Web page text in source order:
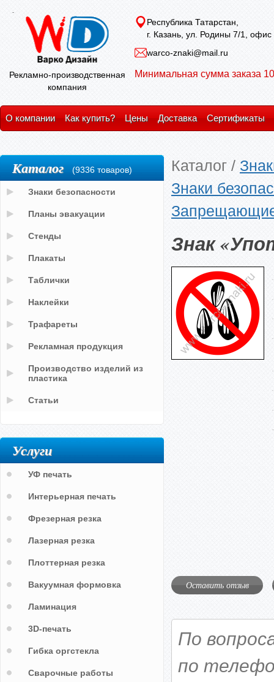
Рекламно-производственная
компания
Республика Татарстан,
г. Казань, ул. Родины 7/1, офис
warco-znaki@mail.ru
Минимальная сумма заказа
О компании Как купить? Цены Доставка Сертификаты
Каталог /
Знаки
Знак
Оставить отзыв
По
по
Каталог (9336 товаров)
Знаки безопасности
Планы эвакуации
Стенды
Плакаты
Таблички
Наклейки
Трафареты
Рекламная продукция
Производство изделий из
пластика
Статьи
Услуги
УФ печать
Интерьерная печать
Фрезерная резка
Лазерная резка
Плоттерная резка
Вакуумная формовка
Ламинация
3D-печать
Гибка оргстекла
Сварочные работы